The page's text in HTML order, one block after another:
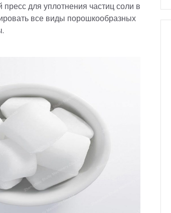
пресс для уплотнения частиц соли в
все виды порошкообразных